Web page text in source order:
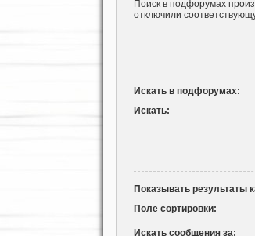
Поиск в подфорумах
отключили
Искать в подфорумах:
Искать:
Показывать результаты
Поле сортировки:
Искать сообщения за: